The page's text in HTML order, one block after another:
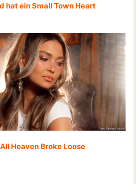
hat ein Small Town Heart
Heaven Broke Loose